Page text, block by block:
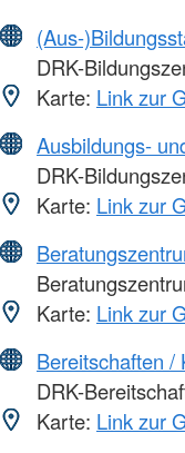
(Aus-
DRK-
Karte: Link zur
Ausbildungs-
DRK-
Karte: Link zur
Karte: Link zur
Bereitschaften /
DRK-
Karte: Link zur